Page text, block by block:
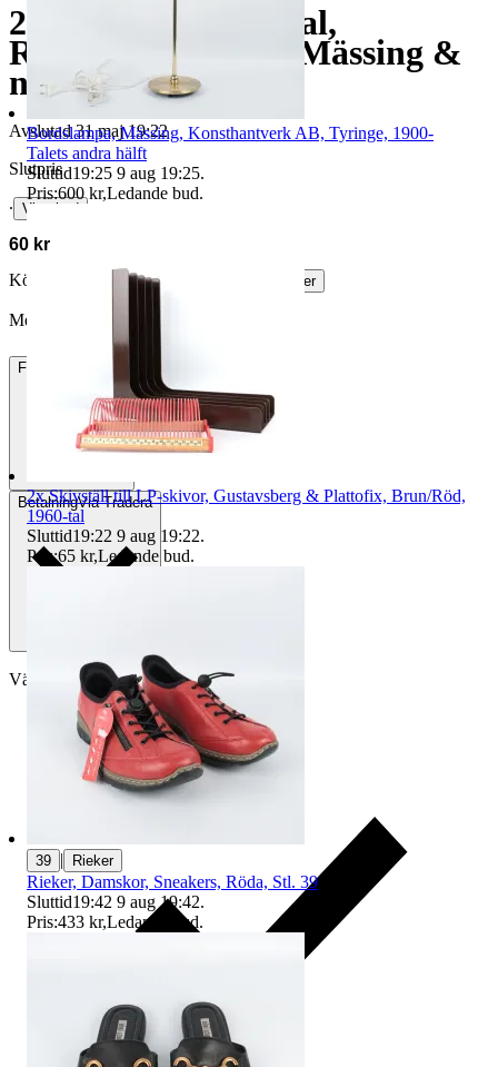
2x Samovar, 1900-tal,
Ryssland, Vintage, Mässing &
nickel
Avslutad 31 maj 19:22
Slutpris
∙ Visa bud
60 kr
Köparskydd är valfritt hos företag.
Läs mer
Meltingman044 vann auktionen
Frakt 125 kr DSV
BetalningVia Tradera
Välj till köparskydd
Bordslampa, Mässing, Konsthantverk AB, Tyringe, 1900-
Talets andra hälft
Sluttid19:25 9 aug 19:25.
Pris:600 kr,Ledande bud.
2x Skivställ till LP-skivor, Gustavsberg & Plattofix, Brun/Röd,
1960-tal
Sluttid19:22 9 aug 19:22.
Pris:65 kr,Ledande bud.
39 | Rieker
Rieker, Damskor, Sneakers, Röda, Stl. 39
Sluttid19:42 9 aug 19:42.
Pris:433 kr,Ledande bud.